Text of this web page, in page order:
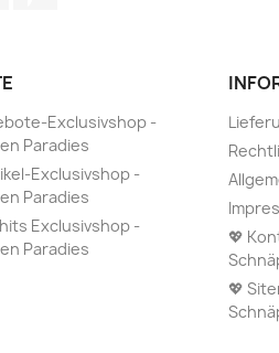
Exclusivshop -
Paradies
Exclusivshop -
Paradies
Exclusivshop -
Paradies
💖
💖